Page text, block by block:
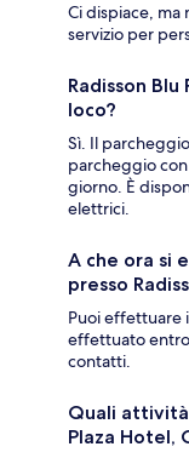
Ci dispiace, ma
servizio per
Radisson
loco?
Sì. Il
parcheggio
giorno. È
elettrici.
A che ora si
presso
Puoi effettuare
effettuato entro
contatti.
Quali attività
Plaza Hotel,